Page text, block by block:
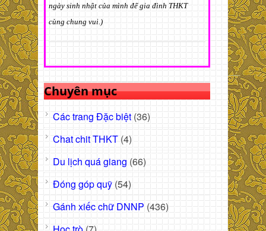
ngày sinh nhật của mình để gia đình THKT
cùng chung vui.)
Chuyên mục
Các trang Đặc biệt (36)
Chat chit THKT (4)
Du lịch quá giang (66)
Đóng góp quỹ (54)
Gánh xiếc chữ DNNP (436)